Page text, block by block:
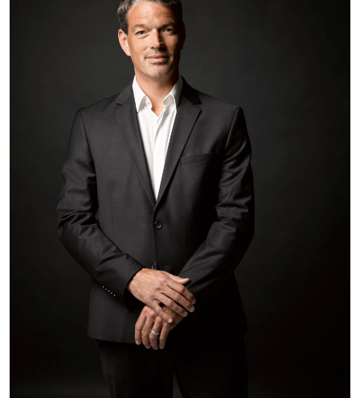
Depuis plus de 20 ans, Olivier côtoie les cafetiers,
restaurateurs ou hôteliers de la région.
Ce sont leurs nombreux échanges et cette proximité
du quotidien qui lui permettent de maîtriser
parfaitement leurs attentes et besoin et d'y répondre
Car vendre ou acheter un fond de commerce est une
affaire d'expertise et de professionnels !
Évaluation de la valeur du bien, accompagnement
dans le parcours des obligations administratives ou
réglementaires liées aux établissements accueillant
du public... Faîtes confiance à un spécialiste !